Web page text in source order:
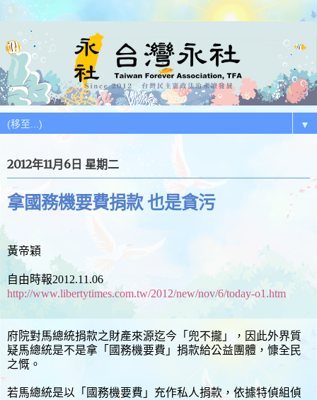
▼
2012年11月6日 星期二
拿國務機要費捐款 也是貪污
黃帝穎
自由時報2012.11.06
http://www.libertytimes.com.tw/2012/new/nov/6/today-o1.htm
府院對馬總統捐款之財產來源迄今「兜不攏」，因此外界質
疑馬總統是不是拿「國務機要費」捐款給公益團體，慷全民
之慨。
若馬總統是以「國務機要費」充作私人捐款，依據特偵組偵